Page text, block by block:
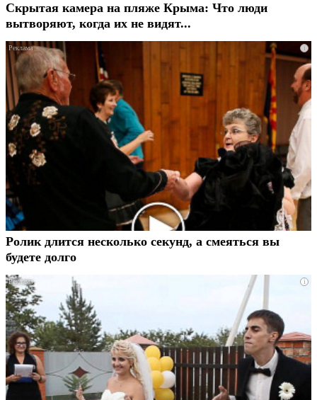
Скрытая камера на пляже Крыма: Что люди
вытворяют, когда их не видят...
i
Ролик длится несколько секунд, а смеяться вы
будете долго
i